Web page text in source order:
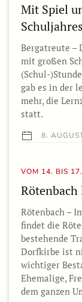
Mit Spiel
Bergatreute –
mit großen
(Schul-
gab es in der
mehr, die
statt.
8.
VOM 14. BIS
Rötenbach –
findet die
bestehende
Dorfkirbe ist
wichtiger
Ehemalige,
dem ganzen